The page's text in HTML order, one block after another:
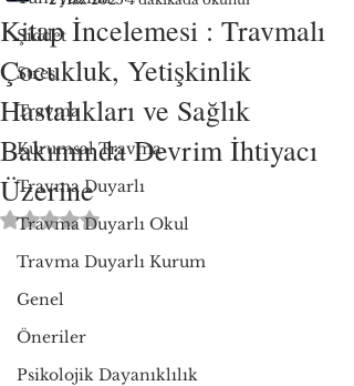
Şiddet
Stres
Travma
Kurumsal Travma
Travma Duyarlı
Travma Duyarlı Okul
Travma Duyarlı Kurum
Genel
Öneriler
Psikolojik Dayanıklılık
Kitap İncelemesi : Travmalı
Çocukluk, Yetişkinlik
Hastalıkları ve Sağlık
Bakımında Devrim İhtiyacı
Üzerine
5 üzerinden NaN yıldız